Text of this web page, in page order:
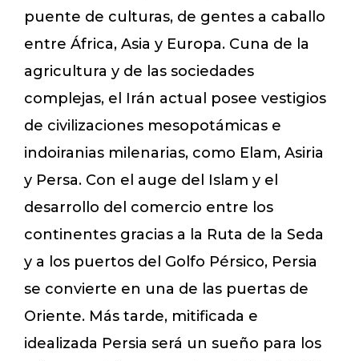
puente de culturas, de gentes a caballo
entre África, Asia y Europa. Cuna de la
agricultura y de las sociedades
complejas, el Irán actual posee vestigios
de civilizaciones mesopotámicas e
indoiranias milenarias, como Elam, Asiria
y Persa. Con el auge del Islam y el
desarrollo del comercio entre los
continentes gracias a la Ruta de la Seda
y a los puertos del Golfo Pérsico, Persia
se convierte en una de las puertas de
Oriente. Más tarde, mitificada e
idealizada Persia será un sueño para los